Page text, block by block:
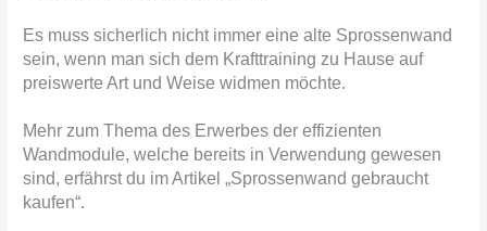
Es muss sicherlich nicht immer eine alte Sprossenwand
sein, wenn man sich dem Krafttraining zu Hause auf
preiswerte Art und Weise widmen möchte.
Mehr zum Thema des Erwerbes der effizienten
Wandmodule, welche bereits in Verwendung gewesen
sind, erfährst du im Artikel „Sprossenwand gebraucht
kaufen“.